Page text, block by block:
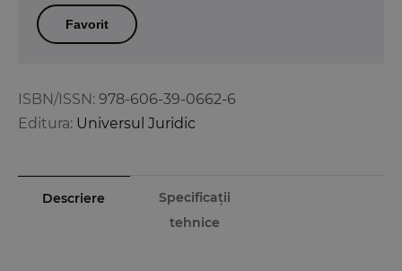
ISBN/ISSN: 978-606-39-0662-6
Editura: Universul Juridic
Favorit
Descriere
Specificații
tehnice